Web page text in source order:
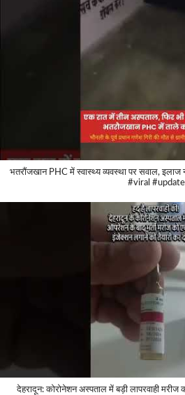
भतरौंजखान PHC में स्वास्थ्य व्यवस्था पर सवाल,
#viral #update
देहरादून: कोरोनेशन अस्पताल में बड़ी लापरवाही मरीज